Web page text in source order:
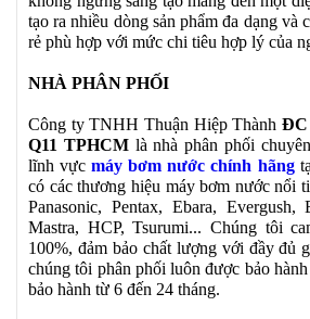
tạo ra nhiều dòng sản phẩm đa dạng và
rẻ phù hợp với mức chi tiêu hợp lý của
NHÀ PHÂN PHỐI
Công ty TNHH Thuận Hiệp Thành ĐC
Q11 TPHCMlà nhà phân phối
lĩnh vựcmáy bơm nước chính hãng
có các thương hiệu máy bơm nước nổi
Panasonic, Pentax, Ebara, Evergush,
Mastra, HCP, Tsurumi... Chúng tôi
100%, đảm bảo chất lượng với đầy đủ
chúng tôi phân phối luôn được bảo
bảo hành từ 6 đến 24 tháng.